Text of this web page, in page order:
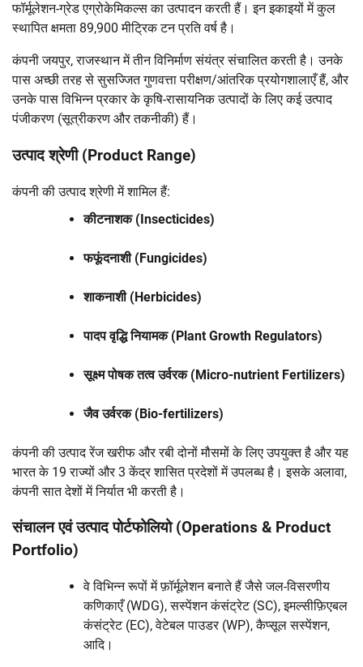
फॉर्मूलेशन-ग्रेड एग्रोकेमिकल्स का उत्पादन करती हैं। इन इकाइयों में कुल
स्थापित क्षमता 89,900 मीट्रिक टन प्रति वर्ष है।
कंपनी जयपुर, राजस्थान में तीन विनिर्माण संयंत्र संचालित करती है। उनके
पास अच्छी तरह से सुसज्जित गुणवत्ता परीक्षण/आंतरिक प्रयोगशालाएँ हैं, और
उनके पास विभिन्न प्रकार के कृषि-रासायनिक उत्पादों के लिए कई उत्पाद
पंजीकरण (सूत्रीकरण और तकनीकी) हैं।
उत्पाद श्रेणी (Product Range)
कंपनी की उत्पाद श्रेणी में शामिल हैं:
कीटनाशक (Insecticides)
फफूंदनाशी (Fungicides)
शाकनाशी (Herbicides)
पादप वृद्धि नियामक (Plant Growth Regulators)
सूक्ष्म पोषक तत्व उर्वरक (Micro-nutrient Fertilizers)
जैव उर्वरक (Bio-fertilizers)
कंपनी की उत्पाद रेंज खरीफ और रबी दोनों मौसमों के लिए उपयुक्त है और यह
भारत के 19 राज्यों और 3 केंद्र शासित प्रदेशों में उपलब्ध है। इसके अलावा,
कंपनी सात देशों में निर्यात भी करती है।
संचालन एवं उत्पाद पोर्टफोलियो (Operations & Product
Portfolio)
वे विभिन्न रूपों में फ़ॉर्मूलेशन बनाते हैं जैसे जल-विसरणीय
कणिकाएँ (WDG), सस्पेंशन कंसंट्रेट (SC), इमल्सीफ़िएबल
कंसंट्रेट (EC), वेटेबल पाउडर (WP), कैप्सूल सस्पेंशन,
आदि।